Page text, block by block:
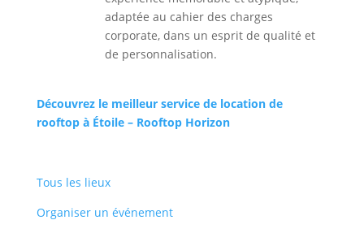
adaptée au cahier des charges
corporate, dans un esprit de qualité et
de personnalisation.
Découvrez le meilleur service de location de
rooftop à Étoile – Rooftop Horizon
Tous les lieux
Organiser un événement